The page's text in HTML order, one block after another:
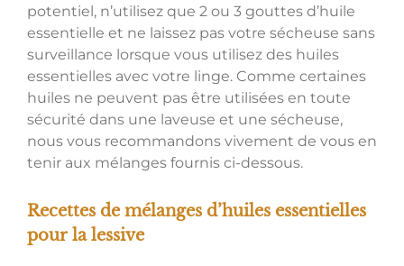
potentiel, n’utilisez que 2 ou 3 gouttes d’huile
essentielle et ne laissez pas votre sécheuse sans
surveillance lorsque vous utilisez des huiles
essentielles avec votre linge. Comme certaines
huiles ne peuvent pas être utilisées en toute
sécurité dans une laveuse et une sécheuse,
nous vous recommandons vivement de vous en
tenir aux mélanges fournis ci-dessous.
Recettes de mélanges d’huiles essentielles
pour la lessive